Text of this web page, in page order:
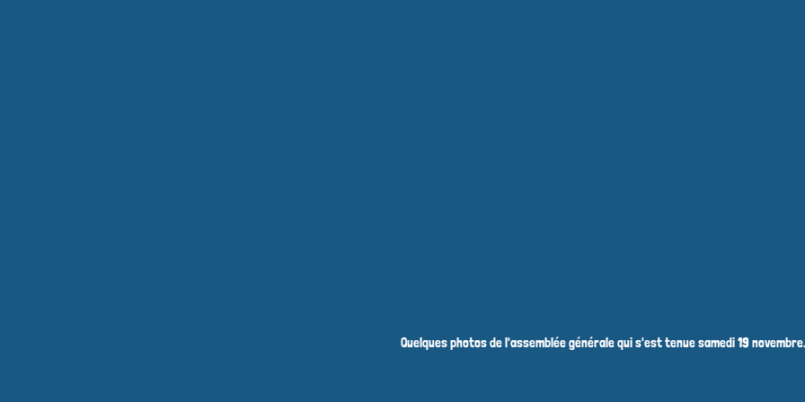
Quelques photos de l'assemblée générale qui s'est tenue samedi 19 novembre.